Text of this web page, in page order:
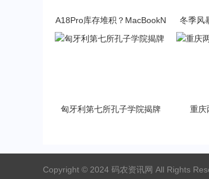
A18Pro库存堆积？MacBookN
eo与PP终极火焰狂潮意外同
框
冬季风
匈牙利第七所孔子学院揭牌 重庆
Copyright © 2024 码农资讯网 All Rights